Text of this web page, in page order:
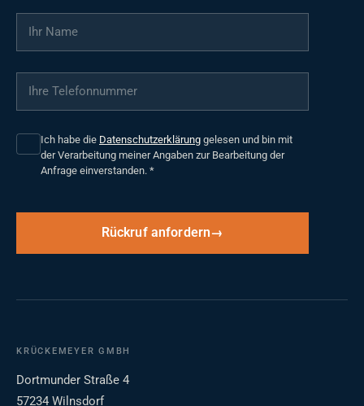
Ihr Name
Ihre Telefonnummer
Ich habe die Datenschutzerklärung gelesen und bin mit
der Verarbeitung meiner Angaben zur Bearbeitung der
Anfrage einverstanden. *
Rückruf anfordern
KRÜCKEMEYER GMBH
Dortmunder Straße 4
57234 Wilnsdorf